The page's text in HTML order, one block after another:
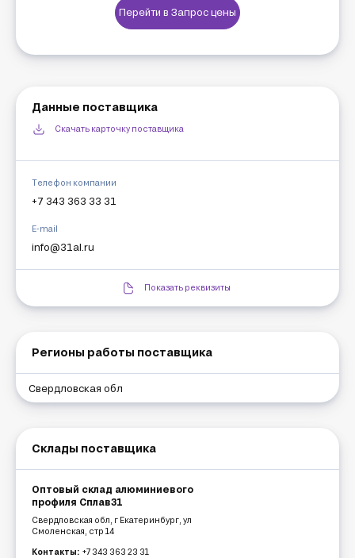
- Круглая труба алюминиевая;
- Профильная алюминиевая труба;
- Полосы / Шины алюминиевые;
Перейти в Запрос цены
Данные поставщика
Скачать карточку поставщика
Телефон компании
+7 343 363 33 31
E-mail
info@31al.ru
Показать реквизиты
Регионы работы поставщика
Свердловская обл
Склады поставщика
Оптовый склад алюминиевого
профиля Сплав31
Свердловская обл, г Екатеринбург, ул
Смоленская, стр 14
Контакты: +7 343 363 23 31